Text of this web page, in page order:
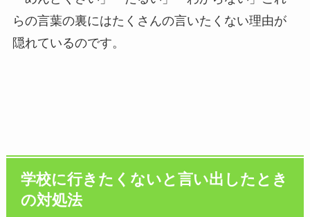
らの言葉の裏にはたくさんの言いたくない理由が
隠れているのです。
学校に行きたくないと言い出したとき
の対処法